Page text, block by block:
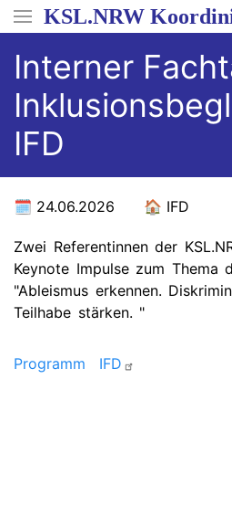
Direkt
zum
Inhalt
KSL.NRW
Interner
IFD
24.06.2026 IFD
Zwei Referentinnen der
Keynote Impulse zum Thema
"Ableismus erkennen.
Teilhabe stärken. "
Programm IFD